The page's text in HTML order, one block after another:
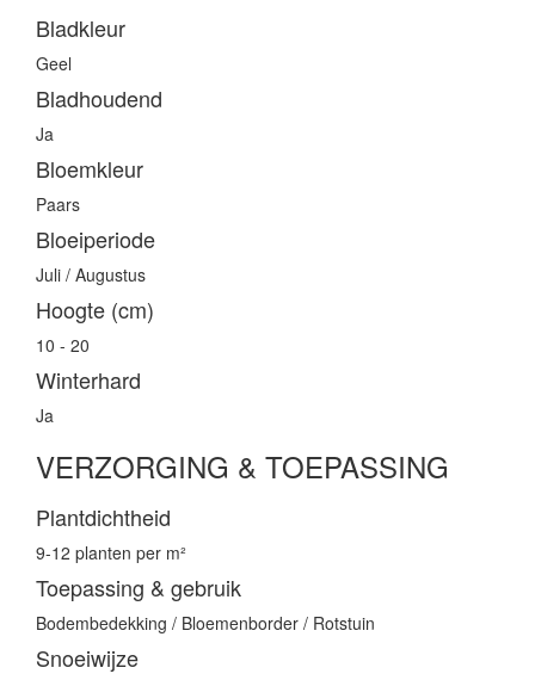
Bladkleur
Geel
Bladhoudend
Ja
Bloemkleur
Paars
Bloeiperiode
Juli / Augustus
Hoogte (cm)
10 - 20
Winterhard
Ja
VERZORGING & TOEPASSING
Plantdichtheid
9-12 planten per m²
Toepassing & gebruik
Bodembedekking / Bloemenborder / Rotstuin
Snoeiwijze